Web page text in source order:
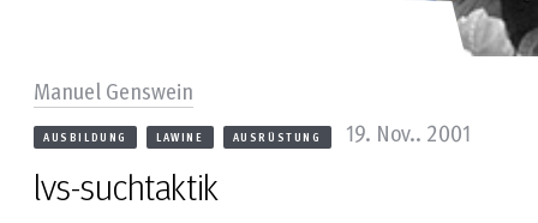
lvs-suchtaktik
AUSBILDUNG LAWINE AUSRÜSTUNG 19. Nov.. 2001
Manuel Genswein